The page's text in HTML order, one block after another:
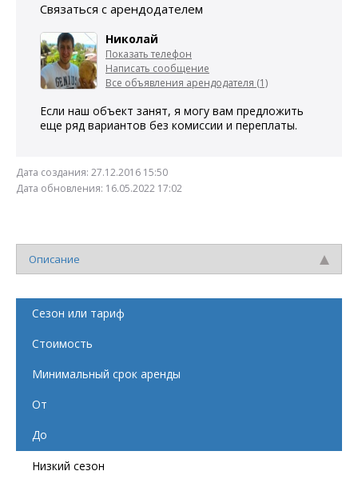
Связаться с арендодателем
Николай
Показать телефон
Написать сообщение
Все объявления арендодателя (1)
Если наш объект занят, я могу вам предложить
еще ряд вариантов без комиссии и переплаты.
Дата создания: 27.12.2016 15:50
Дата обновления: 16.05.2022 17:02
Описание
Сезон или тариф
Стоимость
Минимальный срок аренды
От
До
Низкий сезон